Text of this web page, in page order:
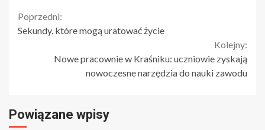
Continue
Reading
Poprzedni:
Sekundy, które mogą uratować życie
Kolejny:
Nowe pracownie w Kraśniku: uczniowie zyskają
nowoczesne narzędzia do nauki zawodu
Powiązane wpisy